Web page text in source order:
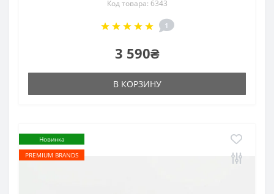
Код товара: 6343
1
3 590₴
В КОРЗИНУ
Новинка
PREMIUM BRANDS